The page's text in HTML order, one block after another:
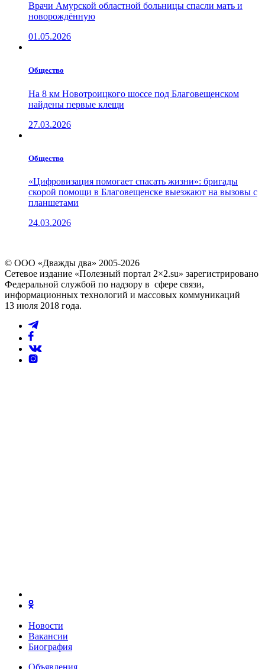
Врачи Амурской областной больницы спасли мать и
новорождённую
01.05.2026
Общество
На 8 км Новотроицкого шоссе под Благовещенском
найдены первые клещи
27.03.2026
Общество
«Цифровизация помогает спасать жизни»: бригады
скорой помощи в Благовещенске выезжают на вызовы с
планшетами
24.03.2026
© ООО «Дважды два» 2005-2026
Сетевое издание «Полезный портал 2×2.su» зарегистрировано
Федеральной службой по надзору в сфере связи,
информационных технологий и массовых коммуникаций
13 июля 2018 года.
Новости
Вакансии
Биография
Объявления